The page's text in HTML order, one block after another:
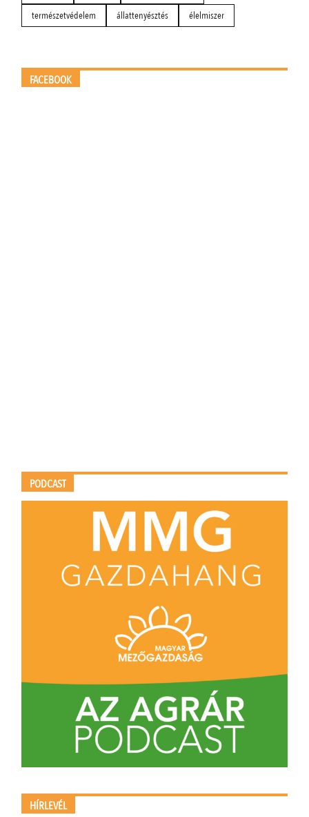
természetvédelem
állattenyésztés élelmiszer
FACEBOOK
PODCAST
HÍRLEVÉL